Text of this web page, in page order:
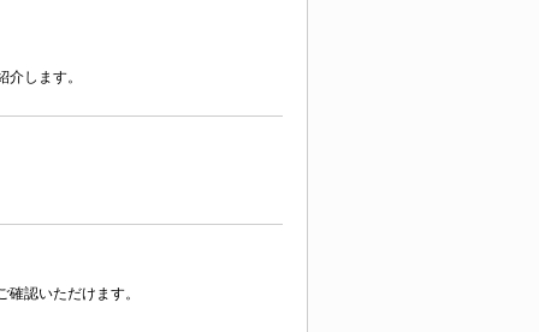
します。
認いただけます。